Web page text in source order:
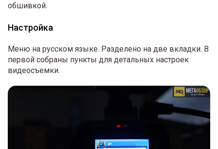
обшивкой.
Настройка
Меню на русском языке. Разделено на две вкладки. В
первой собраны пункты для детальных настроек
видеосъемки.